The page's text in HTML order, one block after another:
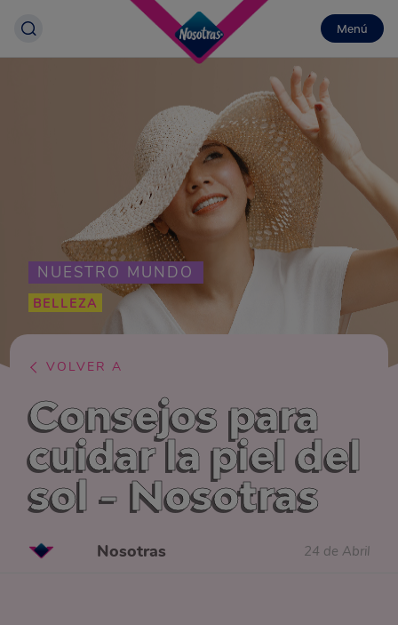
Menú
NUESTRO MUNDO
BELLEZA
VOLVER A
Consejos para
cuidar la piel del
sol - Nosotras
Nosotras 24 de Abril